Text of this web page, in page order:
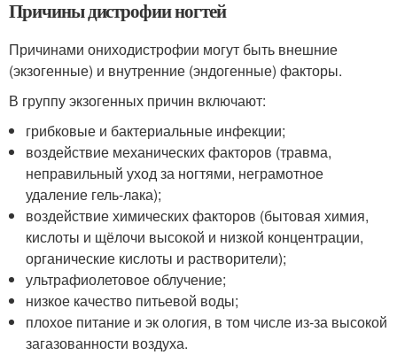
Причины дистрофии ногтей
Причинами ониходистрофии могут быть внешние
(экзогенные) и внутренние (эндогенные) факторы.
В группу экзогенных причин включают:
грибковые и бактериальные инфекции;
воздействие механических факторов (травма,
неправильный уход за ногтями, неграмотное
удаление гель-лака);
воздействие химических факторов (бытовая химия,
кислоты и щёлочи высокой и низкой концентрации,
органические кислоты и растворители);
ультрафиолетовое облучение;
низкое качество питьевой воды;
плохое питание и эк ология, в том числе из-за высокой
загазованности воздуха.